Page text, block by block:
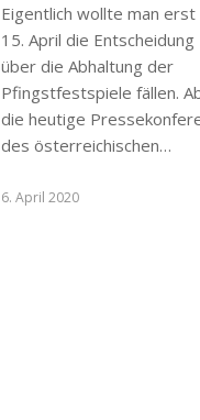
Eigentlich wollte man erst
15. April die Entscheidung
über die Abhaltung der
Pfingstfestspiele fällen.
die heutige
des österreichischen…
6. April 2020